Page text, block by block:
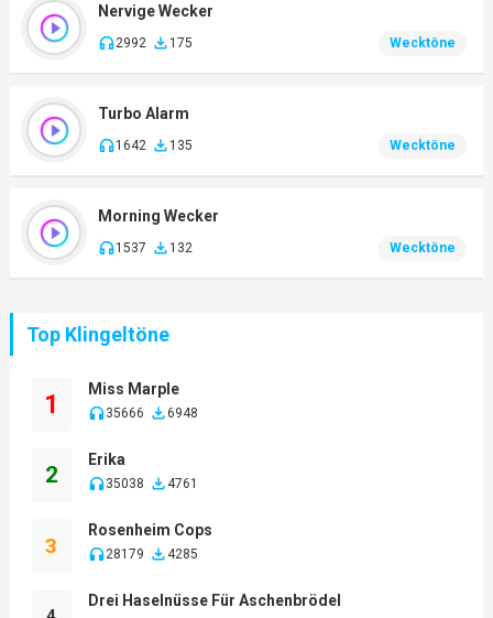
Nervige Wecker
2992 175 Wecktöne
Turbo Alarm
1642 135 Wecktöne
Morning Wecker
1537 132 Wecktöne
Top Klingeltöne
1
Miss Marple
35666 6948
2
Erika
35038 4761
3
Rosenheim Cops
28179 4285
Drei Haselnüsse Für Aschenbrödel